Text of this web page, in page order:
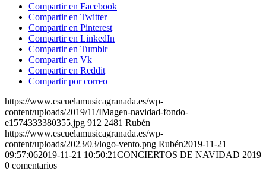
Compartir en Facebook
Compartir en Twitter
Compartir en Pinterest
Compartir en LinkedIn
Compartir en Tumblr
Compartir en Vk
Compartir en Reddit
Compartir por correo
https://www.escuelamusicagranada.es/wp-
content/uploads/2019/11/IMagen-navidad-fondo-
e1574333380355.jpg 912 2481 Rubén
https://www.escuelamusicagranada.es/wp-
content/uploads/2023/03/logo-vento.png Rubén2019-11-21
09:57:062019-11-21 10:50:21CONCIERTOS DE NAVIDAD 2019
0 comentarios